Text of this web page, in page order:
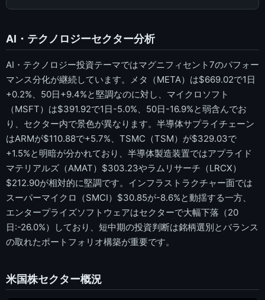
AI・テクノロジーセクター分析
AI・テクノロジー投資テーマではマグニフィセント7のパフォー
マンス分化が継続しています。メタ（META）は$669.02で1日
+0.2%、50日+9.4%と堅調なのに対し、マイクロソフト
（MSFT）は$391.92で1日-5.0%、50日-16.9%と弱含んでお
り、セクター内で景色が異なります。半導体サプライチェーン
はARMが$110.88で+5.7%、TSMC（TSM）が$329.03で
+1.5%と明暗が分かれており、半導体製造装置ではアプライド
マテリアルズ（AMAT）$303.23やラムリサーチ（LRCX）
$212.90が相対的に堅調です。インフラストラクチャー面では
スーパーマイクロ（SMCI）$30.85が-8.6%と動揺する一方、
エンタープライズソフトウェアはセクターで大幅下落（20
日:-26.0%）しており、短中期の投資判断は銘柄選別とバランス
の取れたポートフォリオ構築が重要です。
米国株セクター概況